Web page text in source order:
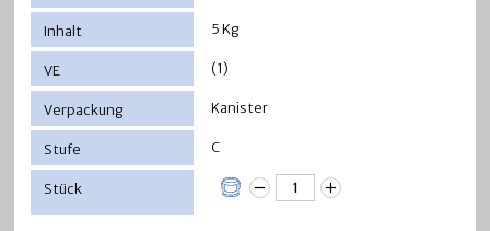
5 Kg
(1)
Kanister
C